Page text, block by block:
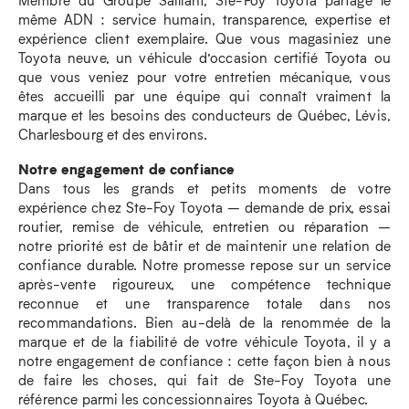
même ADN : service humain, transparence, expertise et
expérience client exemplaire. Que vous magasiniez une
Toyota neuve, un véhicule d’occasion certifié Toyota ou
que vous veniez pour votre entretien mécanique, vous
êtes accueilli par une équipe qui connaît vraiment la
marque et les besoins des conducteurs de Québec, Lévis,
Charlesbourg et des environs.
Notre engagement de confiance
Dans tous les grands et petits moments de votre
expérience chez Ste-Foy Toyota – demande de prix, essai
routier, remise de véhicule, entretien ou réparation –
notre priorité est de bâtir et de maintenir une relation de
confiance durable. Notre promesse repose sur un service
après-vente rigoureux, une compétence technique
reconnue et une transparence totale dans nos
recommandations. Bien au-delà de la renommée de la
marque et de la fiabilité de votre véhicule Toyota, il y a
notre engagement de confiance : cette façon bien à nous
de faire les choses, qui fait de Ste-Foy Toyota une
référence parmi les concessionnaires Toyota à Québec.